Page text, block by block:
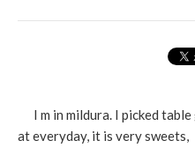
I m in mildura. I picked table
at everyday, it is very sweets,